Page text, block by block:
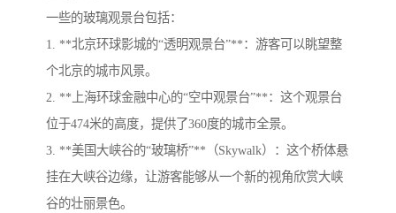
一些的玻璃观景台包括：
1. **北京环球影城的“透明观景台”**：游客可以眺望整
个北京的城市风景。
2. **上海环球金融中心的“空中观景台”**：这个观景台
位于474米的高度，提供了360度的城市全景。
3. **美国大峡谷的“玻璃桥”**（Skywalk）：这个桥体悬
挂在大峡谷边缘，让游客能够从一个新的视角欣赏大峡
谷的壮丽景色。